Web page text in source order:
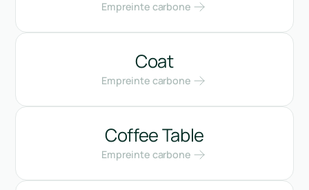
Empreinte carbone
Coat
Empreinte carbone
Coffee Table
Empreinte carbone